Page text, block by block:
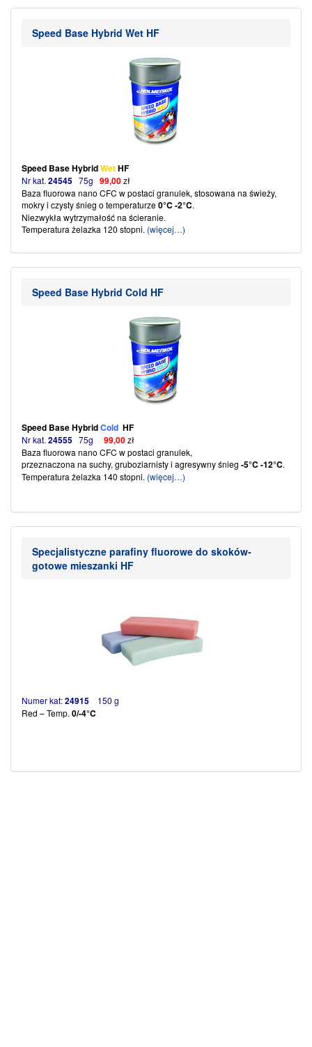
Speed Base Hybrid Wet HF
Speed Base HybridWetHF
Nr kat. 24545 75g 99,00zł
Baza fluorowa nano CFC w postaci granulek, stosowana na świeży,
mokry i czysty śnieg o temperaturze0°C -2°C.
Niezwykła wytrzymałość na ścieranie.
Temperatura żelazka 120 stopni. (więcej…)
Speed Base Hybrid Cold HF
Speed Base HybridCold HF
Nr kat. 24555 75g 99,00zł
Baza fluorowa nano CFC w postaci granulek,
przeznaczona na suchy, gruboziarnisty i agresywny śnieg -5°C -12°C.
Temperatura żelazka 140 stopni. (więcej…)
Specjalistyczne parafiny fluorowe do skoków-
gotowe mieszanki HF
Numer kat:24915
150 g
Red – Temp. 0/-4°C